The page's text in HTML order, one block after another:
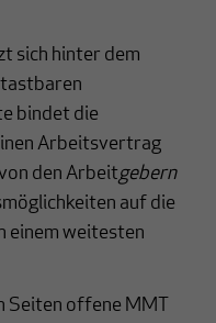
sich hinter dem
bindet die
Arbeitsvertrag
den Arbeitgebern
auf die
einem weitesten
Seiten offene MMT